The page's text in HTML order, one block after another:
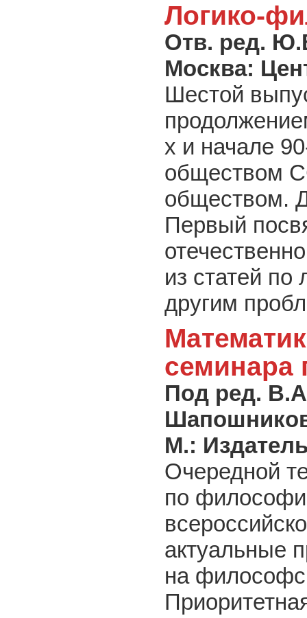
Логико-
Отв. ред.
Москва:
Шестой
х и начале
обществом
обществом.
Первый
из статей
другим
семинара
Под ред.
М.:
Очередной
по
актуальные
на